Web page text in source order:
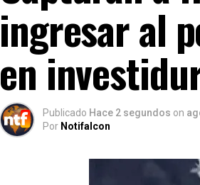
ingresar al
en
Publicado Hace 2 segundos on
Por Notifalcon